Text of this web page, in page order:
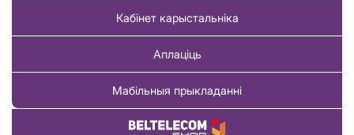
Кабінет карыстальніка
Аплаціць
Мабільныя прыкладанні
Купіць тавар